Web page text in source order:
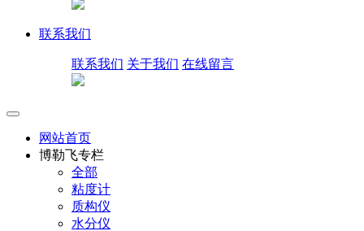
联系我们
联系我们 关于我们 在线留言
网站首页
博勒飞专栏
全部
粘度计
质构仪
水分仪